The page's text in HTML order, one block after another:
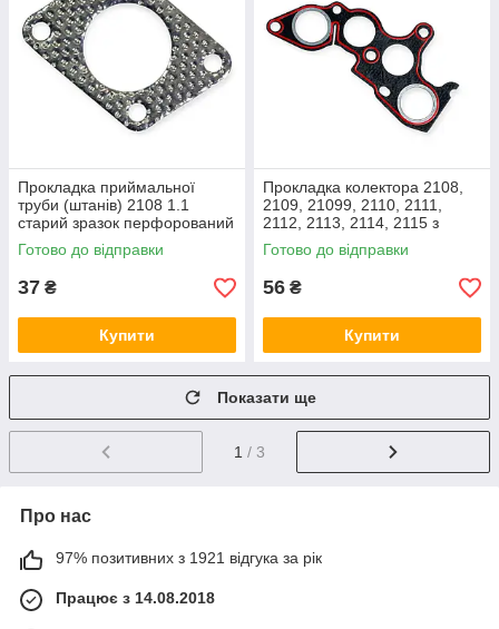
Прокладка приймальної
труби (штанів) 2108 1.1
старий зразок перфорований
метал
Готово до відправки
37 ₴
Купити
Прокладка колектора 2108,
2109, 21099, 2110, 2111,
2112, 2113, 2114, 2115 з
герметиком Flagmus
Готово до відправки
56 ₴
Купити
Показати ще
1 / 3
Про нас
97% позитивних з 1921 відгука за рік
Працює з 14.08.2018